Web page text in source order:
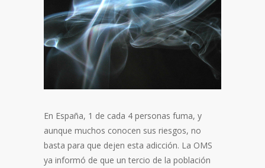
En España, 1 de cada 4 personas fuma, y
aunque muchos conocen sus riesgos, no
basta para que dejen esta adicción. La OMS
ya informó de que un tercio de la población